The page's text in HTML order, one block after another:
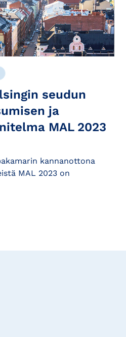
seudun
ja
MAL 2023
kannanottona
MAL 2023 on